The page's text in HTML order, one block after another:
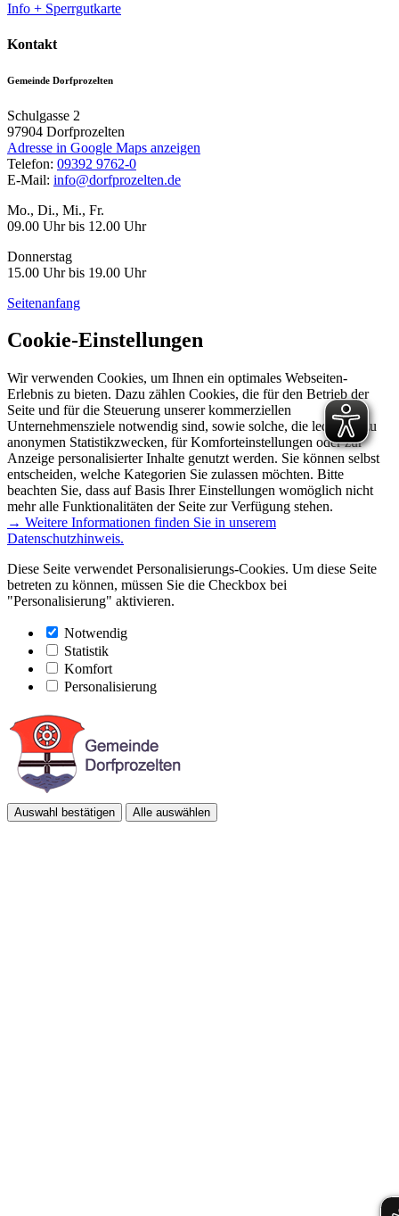
Info + Sperrgutkarte
Kontakt
Gemeinde Dorfprozelten
Schulgasse 2
97904 Dorfprozelten
Adresse in Google Maps anzeigen
Telefon: 09392 9762-0
E-Mail: info@dorfprozelten.de
Mo., Di., Mi., Fr.
09.00 Uhr bis 12.00 Uhr
Donnerstag
15.00 Uhr bis 19.00 Uhr
Seitenanfang
Cookie-Einstellungen
Wir verwenden Cookies, um Ihnen ein optimales Webseiten-
Erlebnis zu bieten. Dazu zählen Cookies, die für den Betrieb der
Seite und für die Steuerung unserer kommerziellen
Unternehmensziele notwendig sind, sowie solche, die lediglich zu
anonymen Statistikzwecken, für Komforteinstellungen oder zur
Anzeige personalisierter Inhalte genutzt werden. Sie können selbst
entscheiden, welche Kategorien Sie zulassen möchten. Bitte
beachten Sie, dass auf Basis Ihrer Einstellungen womöglich nicht
mehr alle Funktionalitäten der Seite zur Verfügung stehen.
→ Weitere Informationen finden Sie in unserem
Datenschutzhinweis.
Diese Seite verwendet Personalisierungs-Cookies. Um diese Seite
betreten zu können, müssen Sie die Checkbox bei
"Personalisierung" aktivieren.
Notwendig
Statistik
Komfort
Personalisierung
Auswahl bestätigen Alle auswählen